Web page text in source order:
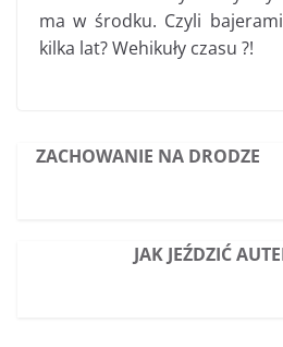
ma w środku. Czyli
kilka lat? Wehikuły czasu ?!
ZACHOWANIE NA DRODZE
JAK JEŹDZIĆ